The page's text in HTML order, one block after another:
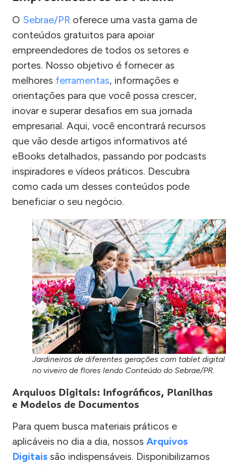
O Sebrae/PR oferece uma vasta gama de
conteúdos gratuitos para apoiar
empreendedores de todos os setores e
portes. Nosso objetivo é fornecer as
melhores ferramentas, informações e
orientações para que você possa crescer,
inovar e superar desafios em sua jornada
empresarial. Aqui, você encontrará recursos
que vão desde artigos informativos até
eBooks detalhados, passando por podcasts
inspiradores e vídeos práticos. Descubra
como cada um desses conteúdos pode
beneficiar o seu negócio.
Jardineiros de diferentes gerações com tablet digital
no viveiro de flores lendo Conteúdo do Sebrae/PR.
Arquivos Digitais: Infográficos, Planilhas
e Modelos de Documentos
Para quem busca materiais práticos e
aplicáveis no dia a dia, nossos Arquivos
Digitais são indispensáveis. Disponibilizamos